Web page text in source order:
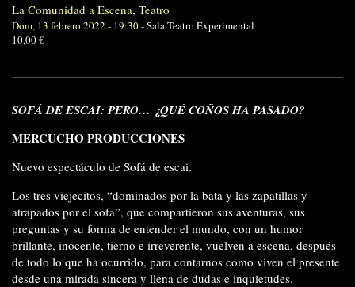
La Comunidad a Escena, Teatro
Dom, 13 febrero 2022 - 19:30-Sala Teatro Experimental
10,00 €
SOFÁ DE ESCAI: PERO… ¿QUÉ COÑOS HA PASADO?
MERCUCHO PRODUCCIONES
Nuevo espectáculo de Sofá de escai.
Los tres viejecitos, “dominados por la bata y las zapatillas y
atrapados por el sofa”, que compartieron sus aventuras, sus
preguntas y su forma de entender el mundo, con un humor
brillante, inocente, tierno e irreverente, vuelven a escena, después
de todo lo que ha ocurrido, para contarnos como viven el presente
desde una mirada sincera y llena de dudas e inquietudes.